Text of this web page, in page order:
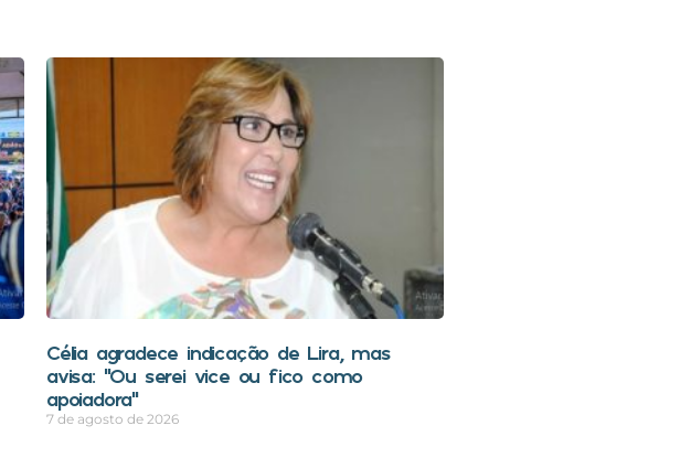
Célia agradece indicação de Lira, mas
avisa: “Ou serei vice ou fico como
apoiadora”
7 de agosto de 2026